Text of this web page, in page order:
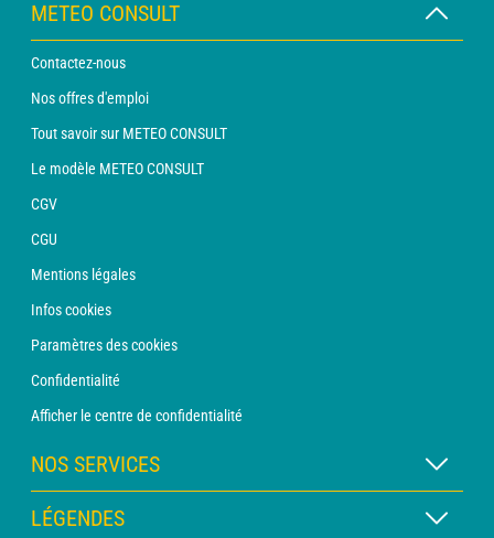
METEO CONSULT
Contactez-nous
Nos offres d'emploi
Tout savoir sur METEO CONSULT
Le modèle METEO CONSULT
CGV
CGU
Mentions légales
Infos cookies
Paramètres des cookies
Confidentialité
Afficher le centre de confidentialité
NOS SERVICES
Abonnement METEO Xpert
LÉGENDES